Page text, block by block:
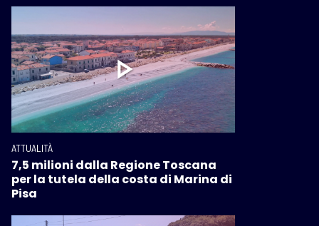
ATTUALITÀ
7,5 milioni dalla Regione Toscana
per la tutela della costa di Marina di
Pisa